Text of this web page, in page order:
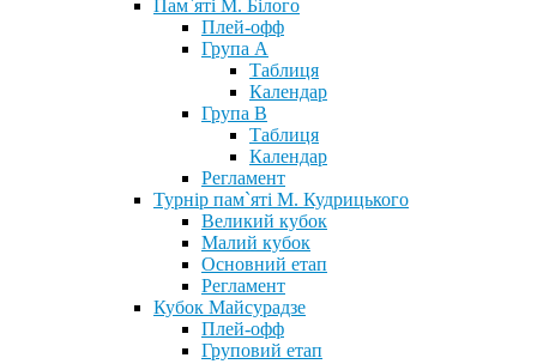
Пам`яті М. Білого
Плей-офф
Група А
Таблиця
Календар
Група В
Таблиця
Календар
Регламент
Турнір пам`яті М. Кудрицького
Великий кубок
Малий кубок
Основний етап
Регламент
Кубок Майсурадзе
Плей-офф
Груповий етап